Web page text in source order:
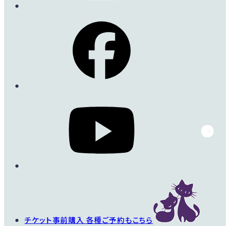
チケット事前購入 各種ご予約もこちら